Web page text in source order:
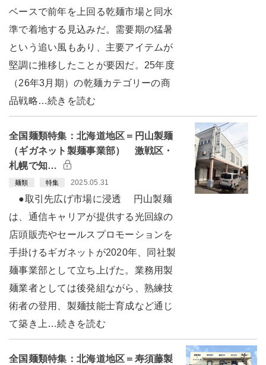
ベースで前年を上回る乾麺市場と同水
準で着地する見込みだ。需要期の猛暑
という追い風もあり、主要アイテムが
堅調に推移したことが要因だ。25年度
（26年3月期）の乾麺カテゴリーの商
品戦略…続きを読む
全国麺類特集：北海道地区＝円山製麺
（ギガネット製麺事業部） 激戦区・
札幌で知…
麺類 特集 2025.05.31
●取引先広げ市場に浸透 円山製麺
は、通信キャリアが提供する光回線の
店頭販売やセールスプロモーションを
手掛けるギガネットが2020年、同社製
麺事業部として立ち上げた。業務用製
麺業者としては後発組ながら、熟練技
術者の登用、製麺技能士育成など通じ
て築き上…続きを読む
全国麺類特集：北海道地区＝寿須藤製